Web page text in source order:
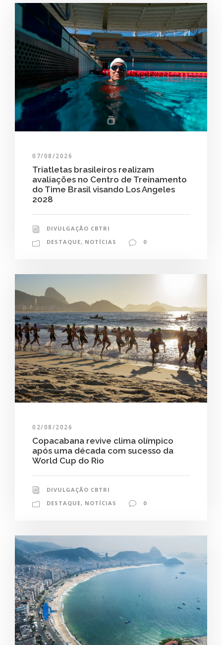
07/08/2026
Triatletas brasileiros realizam
avaliações no Centro de Treinamento
do Time Brasil visando Los Angeles
2028
DIVULGAÇÃO CBTRI
DESTAQUE, NOTÍCIAS 0
02/08/2026
Copacabana revive clima olímpico
após uma década com sucesso da
World Cup do Rio
DIVULGAÇÃO CBTRI
DESTAQUE, NOTÍCIAS 0